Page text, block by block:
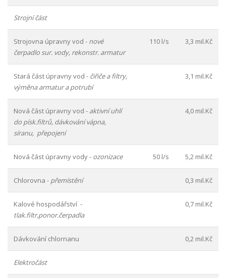
Strojní část
Strojovna úpravny vod - nové
čerpadlo sur. vody, rekonstr. armatur
110 l/s 3,3 mil.Kč
Stará část úpravny vod - čiřiče a filtry,
výměna armatur a potrubí
3,1 mil.Kč
Nová část úpravny vod - aktivní uhlí
do písk.filtrů, dávkování vápna,
síranu, přepojení
4,0 mil.Kč
Nová část úpravny vody - ozonizace 50 l/s 5,2 mil.Kč
Chlorovna - přemístění 0,3 mil.Kč
Kalové hospodářství -
tlak.filtr,ponor.čerpadla
0,7 mil.Kč
Dávkování chlornanu 0,2 mil.Kč
Elektročást